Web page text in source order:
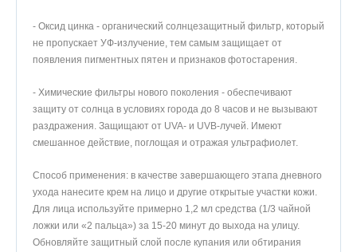
- Оксид цинка - органический солнцезащитный фильтр, который
не пропускает УФ-излучение, тем самым защищает от
появления пигментных пятен и признаков фотостарения.
- Химические фильтры нового поколения - обеспечивают
защиту от солнца в условиях города до 8 часов и не вызывают
раздражения. Защищают от UVA- и UVB-лучей. Имеют
смешанное действие, поглощая и отражая ультрафиолет.
Способ применения: в качестве завершающего этапа дневного
ухода нанесите крем на лицо и другие открытые участки кожи.
Для лица используйте примерно 1,2 мл средства (1/3 чайной
ложки или «2 пальца») за 15-20 минут до выхода на улицу.
Обновляйте защитный слой после купания или обтирания